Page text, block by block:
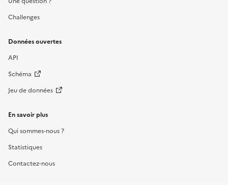
Challenges
Données ouvertes
API
Schéma
Jeu de données
En savoir plus
Qui sommes-nous ?
Statistiques
Contactez-nous